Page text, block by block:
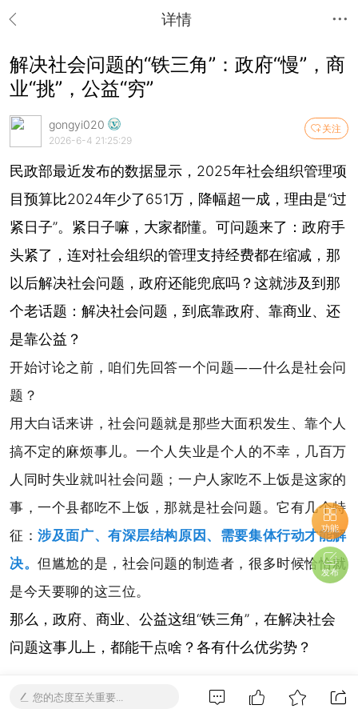
详情
解决社会问题的“铁三角”：政府“慢”，商
业“挑”，公益“穷”
关注
gongyi020
2026-6-4 21:25:29
民政部最近发布的数据显示，2025年社会组织管理项
目预算比2024年少了651万，降幅超一成，理由是“过
紧日子”。紧日子嘛，大家都懂。可问题来了：政府手
头紧了，连对社会组织的管理支持经费都在缩减，那
以后解决社会问题，政府还能兜底吗？这就涉及到那
个老话题：解决社会问题，到底靠政府、靠商业、还
是靠公益？
开始讨论之前，咱们先回答一个问题——什么是社会问
题？
用大白话来讲，社会问题就是那些大面积发生、靠个人
搞不定的麻烦事儿。一个人失业是个人的不幸，几百万
人同时失业就叫社会问题；一户人家吃不上饭是这家的
事，一个县都吃不上饭，那就是社会问题。它有几个特
征：涉及面广、有深层结构原因、需要集体行动才能解
决。但尴尬的是，社会问题的制造者，很多时候恰恰就
是今天要聊的这三位。
那么，政府、商业、公益这组“铁三角”，在解决社会
问题这事儿上，都能干点啥？各有什么优劣势？
社会问题是怎么来的？
您的态度至关重要...
功能
发布